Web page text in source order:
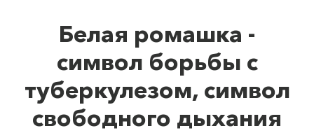
Белая ромашка -
символ борьбы с
туберкулезом, символ
свободного дыхания